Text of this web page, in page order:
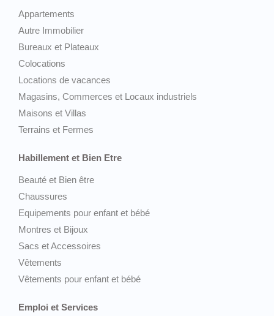
Appartements
Autre Immobilier
Bureaux et Plateaux
Colocations
Locations de vacances
Magasins, Commerces et Locaux industriels
Maisons et Villas
Terrains et Fermes
Habillement et Bien Etre
Beauté et Bien être
Chaussures
Equipements pour enfant et bébé
Montres et Bijoux
Sacs et Accessoires
Vêtements
Vêtements pour enfant et bébé
Emploi et Services